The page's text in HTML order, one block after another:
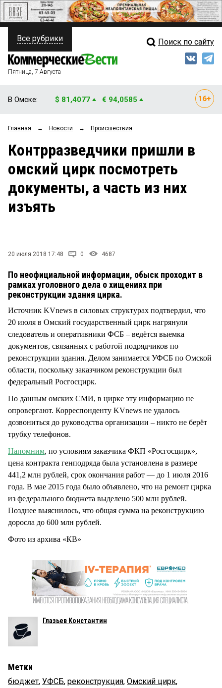
ПОЛИТИКА
ФИНАНСЫ
ОБЩЕСТВО
ЗАКОН
НОВОСТИ КОМПАНИЙ
Свежий выпуск
Мнения
Рейтинги
Блоги
Архив
Все рубрики Поиск по сайту
Пятница, 7 Августа
В Омске: $ 81,4077 € 94,0585
Главная → Новости → Происшествия
Контрразведчики пришли в
омский цирк посмотреть
документы, а часть из них
изъять
20 июля 2018 17:48 0 4687
По неофициальной информации, обыск проходит в
рамках уголовного дела о хищениях при
реконструкции здания цирка.
Источник KVnews в силовых структурах подтвердил, что
20 июля в Омский государственный цирк нагрянули
следователь и оперативники ФСБ – ведётся выемка
документов, связанных с работой подрядчиков по
реконструкции здания. Делом занимается УФСБ по Омской
области, поскольку заказчиком реконструкции был
федеральный Росгосцирк.
По данным омских СМИ, в цирке эту информацию не
опровергают. Корреспонденту KVnews не удалось
дозвониться до руководства организации – никто не берёт
трубку телефонов.
Напомним, по условиям заказчика ФКП «Росгосцирк»,
цена контракта генподряда была установлена в размере
441,2 млн рублей, срок окончания работ — до 1 июля 2016
года. В мае 2015 года было объявлено, что на ремонт цирка
из федерального бюджета выделено 500 млн рублей.
Позднее выяснилось, что общая сумма на реконструкцию
доросла до 600 млн рублей.
Фото из архива «КВ»
Глазьев Константин
Метки
бюджет, УФСБ, реконструкция, Омский цирк,